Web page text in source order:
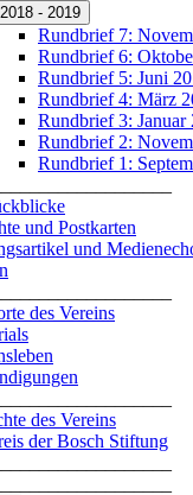
2018 - 2019
Rundbrief 7:
Rundbrief 6:
Rundbrief 5: Juni
Rundbrief 4: März
Rundbrief 3: Januar
Rundbrief 2:
Rundbrief 1:
und Postkarten
und
des Vereins
des Vereins
der Bosch Stiftung